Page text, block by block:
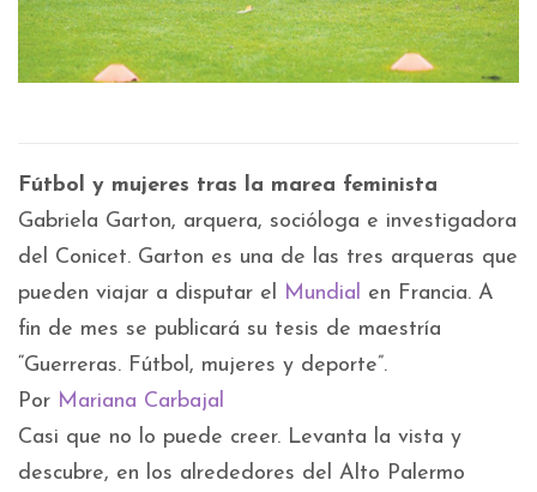
Fútbol y mujeres tras la marea feminista
Gabriela Garton, arquera, socióloga e investigadora
del Conicet. Garton es una de las tres arqueras que
pueden viajar a disputar el Mundial en Francia. A
fin de mes se publicará su tesis de maestría
“Guerreras. Fútbol, mujeres y deporte”.
Por Mariana Carbajal
Casi que no lo puede creer. Levanta la vista y
descubre, en los alrededores del Alto Palermo